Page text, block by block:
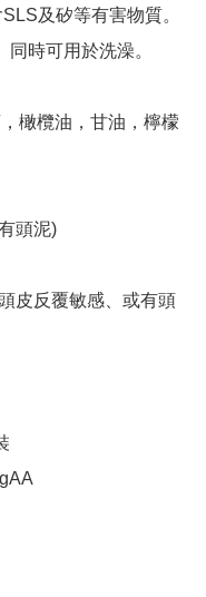
及矽等有害物質。
時可用於洗澡。
橄欖油，甘油，檸檬
頭泥)
皮反覆敏感、或有頭